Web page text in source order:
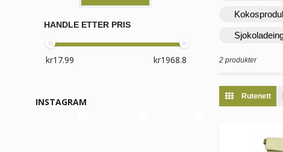
2 produkter
Rutenett
HANDLE ETTER PRIS
INSTAGRAM